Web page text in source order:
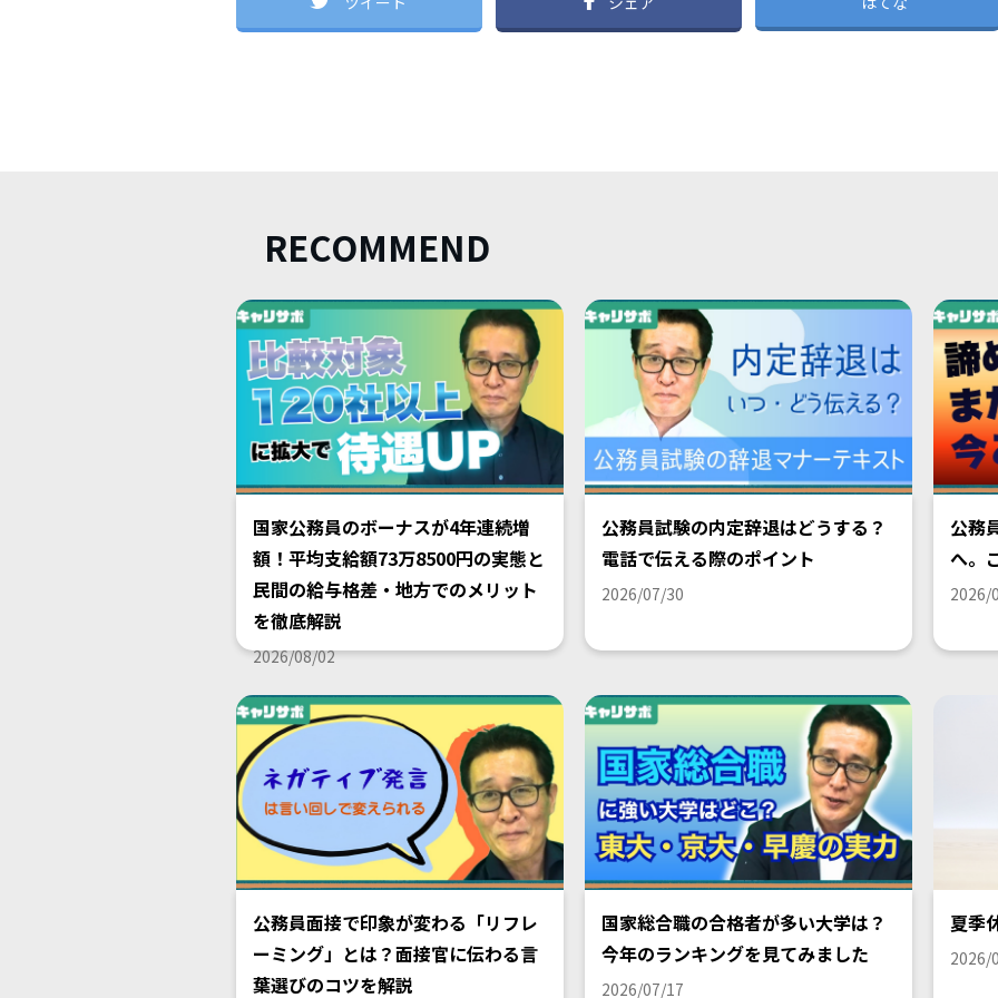
RECOMMEND
国家公務員のボーナスが4年連続増
額！平均支給額73万8500円の実態と
民間の給与格差・地方でのメリット
を徹底解説
2026/08/02
公務員試験の内定辞退はどうする？
電話で伝える際のポイント
2026/07/30
公務
へ。
2026/
公務員面接で印象が変わる「リフレ
ーミング」とは？面接官に伝わる言
葉選びのコツを解説
国家総合職の合格者が多い大学は？
今年のランキングを見てみました
2026/07/17
夏季
2026/